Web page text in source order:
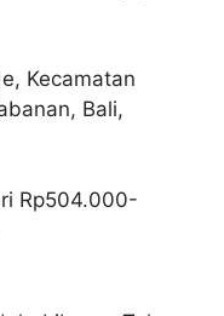
Kecamatan
Bali,
Rp504.000-